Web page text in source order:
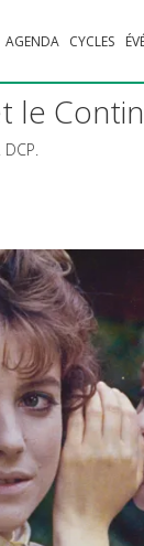
AGENDA CYCLES
le
DCP.